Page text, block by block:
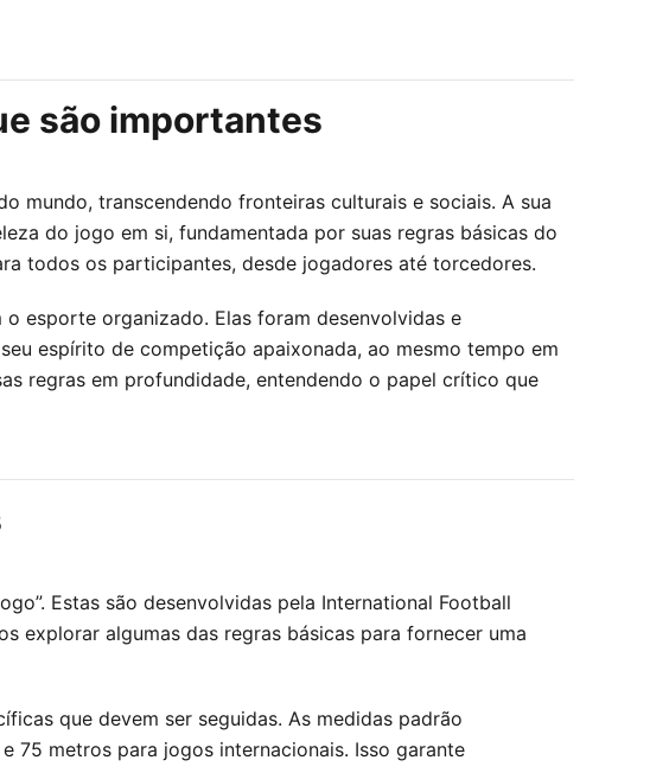
são importantes
mundo, transcendendo fronteiras culturais e sociais. A sua
do jogo em si, fundamentada por suas regras básicas do
todos os participantes, desde jogadores até torcedores.
esporte organizado. Elas foram desenvolvidas e
espírito de competição apaixonada, ao mesmo tempo em
regras em profundidade, entendendo o papel crítico que
Estas são desenvolvidas pela International Football
explorar algumas das regras básicas para fornecer uma
que devem ser seguidas. As medidas padrão
75 metros para jogos internacionais. Isso garante